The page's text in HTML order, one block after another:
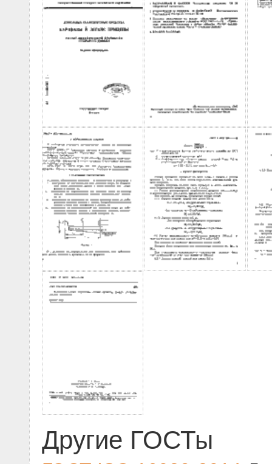
Другие ГОСТы